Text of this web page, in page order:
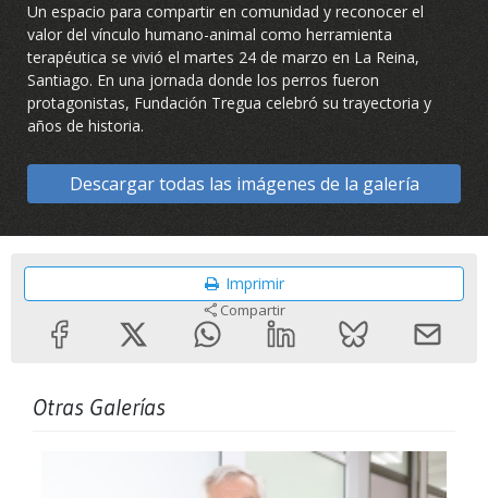
Un espacio para compartir en comunidad y reconocer el
valor del vínculo humano-animal como herramienta
terapéutica se vivió el martes 24 de marzo en La Reina,
Santiago. En una jornada donde los perros fueron
protagonistas, Fundación Tregua celebró su trayectoria y
años de historia.
Descargar todas las imágenes de la galería
Imprimir
Compartir
Otras Galerías